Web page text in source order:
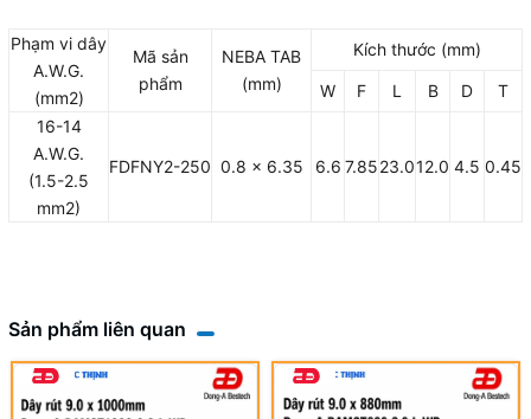
Phạm vi dây
A.W.G.
(mm2)
Mã sản
phẩm
NEBA TAB
(mm)
Kích thước (mm)
W F L B D
T
16-14
A.W.G.
(1.5-2.5
mm2)
FDFNY2-250 0.8 x 6.35 6.6 7.8523.012.0 4.5 0.45
Sản phẩm liên quan